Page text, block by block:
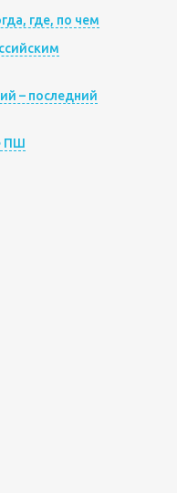
где, по чем
– последний
ПШ